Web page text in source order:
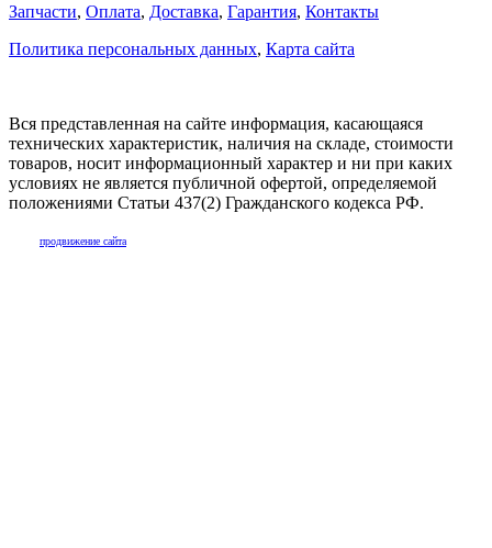
Запчасти, Оплата, Доставка, Гарантия, Контакты
Политика персональных данных, Карта сайта
Вся представленная на сайте информация, касающаяся
технических характеристик, наличия на складе, стоимости
товаров, носит информационный характер и ни при каких
условиях не является публичной офертой, определяемой
положениями Статьи 437(2) Гражданского кодекса РФ.
продвижение сайта